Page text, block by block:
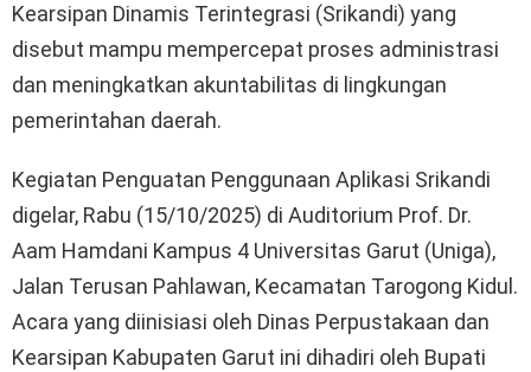
Kearsipan Dinamis Terintegrasi (Srikandi) yang
disebut mampu mempercepat proses administrasi
dan meningkatkan akuntabilitas di lingkungan
pemerintahan daerah.
Kegiatan Penguatan Penggunaan Aplikasi Srikandi
digelar, Rabu (15/10/2025) di Auditorium Prof. Dr.
Aam Hamdani Kampus 4 Universitas Garut (Uniga),
Jalan Terusan Pahlawan, Kecamatan Tarogong Kidul.
Acara yang diinisiasi oleh Dinas Perpustakaan dan
Kearsipan Kabupaten Garut ini dihadiri oleh Bupati